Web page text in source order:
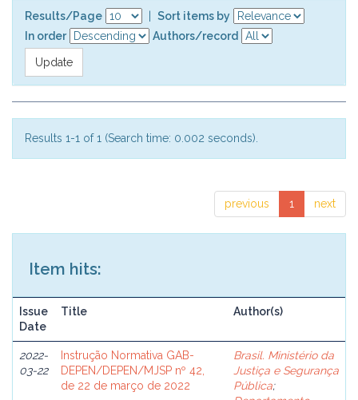
Results/Page
Sort items by
In order
Authors/record
Results 1-1 of 1 (Search time: 0.002 seconds).
previous 1 next
Item hits:
Issue
Date
Title Author(s)
2022-
03-22
Instrução Normativa GAB-
DEPEN/DEPEN/MJSP nº 42,
de 22 de março de 2022
Brasil. Ministério da
Justiça e Segurança
Pública;